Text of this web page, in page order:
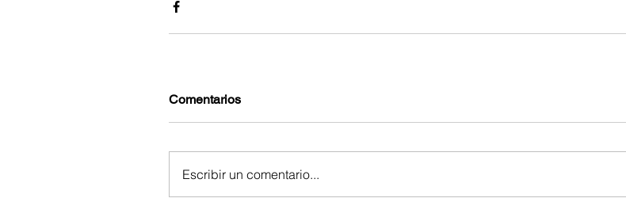
Comentarios
Escribir un comentario...